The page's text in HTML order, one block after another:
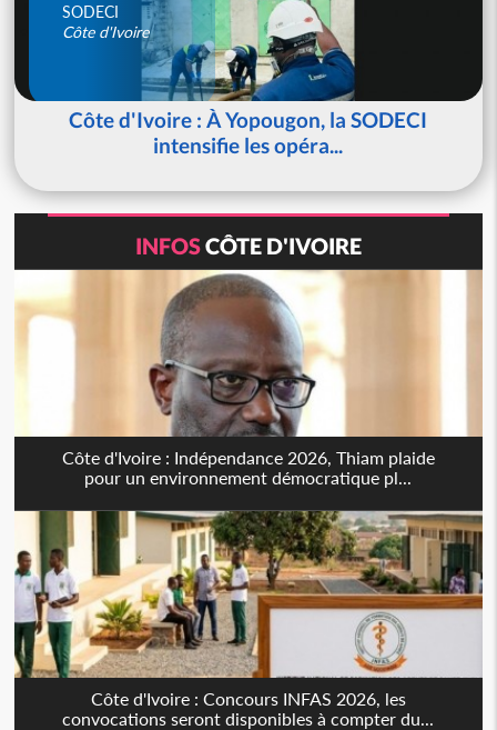
SODECI
Côte d'Ivoire
Côte d'Ivoire : À Yopougon, la SODECI
intensifie les opéra...
INFOSCÔTE D'IVOIRE
Côte d'Ivoire : Indépendance 2026, Thiam plaide
pour un environnement démocratique pl...
Côte d'Ivoire : Concours INFAS 2026, les
convocations seront disponibles à compter du...